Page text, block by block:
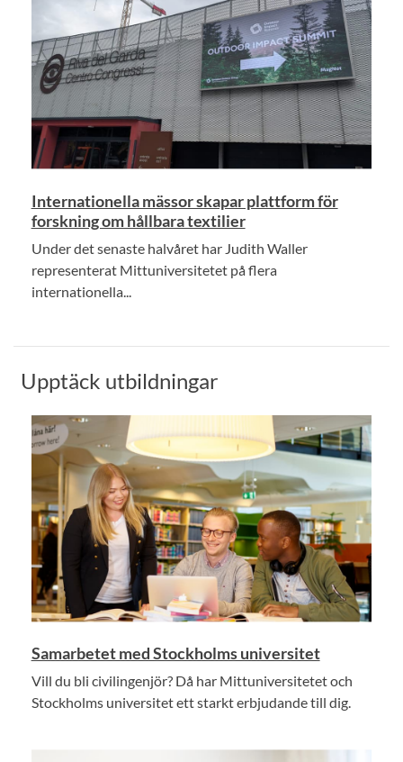
Internationella mässor skapar plattform för
forskning om hållbara textilier
Under det senaste halvåret har Judith Waller
representerat Mittuniversitetet på flera
internationella...
Upptäck utbildningar
Samarbetet med Stockholms universitet
Vill du bli civilingenjör? Då har Mittuniversitetet och
Stockholms universitet ett starkt erbjudande till dig.